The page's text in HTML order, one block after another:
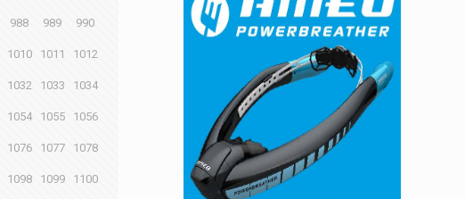
988 989 990
1010 1011 1012
1032 1033 1034
1054 1055 1056
1076 1077 1078
1098 1099 1100